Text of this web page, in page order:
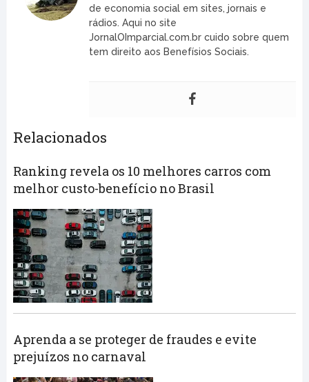
de economia social em sites, jornais e
rádios. Aqui no site
JornalOImparcial.com.br cuido sobre quem
tem direito aos Benefísios Sociais.
Relacionados
Ranking revela os 10 melhores carros com
melhor custo-benefício no Brasil
Aprenda a se proteger de fraudes e evite
prejuízos no carnaval